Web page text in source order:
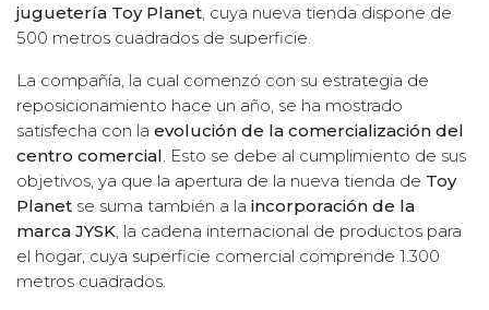
juguetería Toy Planet, cuya nueva tienda dispone de
500 metros cuadrados de superficie.
La compañía, la cual comenzó con su estrategia de
reposicionamiento hace un año, se ha mostrado
satisfecha con la evolución de la comercialización del
centro comercial. Esto se debe al cumplimiento de sus
objetivos, ya que la apertura de la nueva tienda de Toy
Planet se suma también a la incorporación de la
marca JYSK, la cadena internacional de productos para
el hogar, cuya superficie comercial comprende 1.300
metros cuadrados.